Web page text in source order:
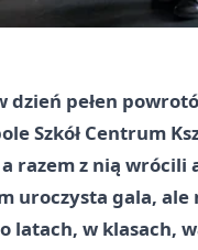
dzień pełen
Szkół Centrum
razem z nią wrócili
uroczysta gala,
latach, w klasach,